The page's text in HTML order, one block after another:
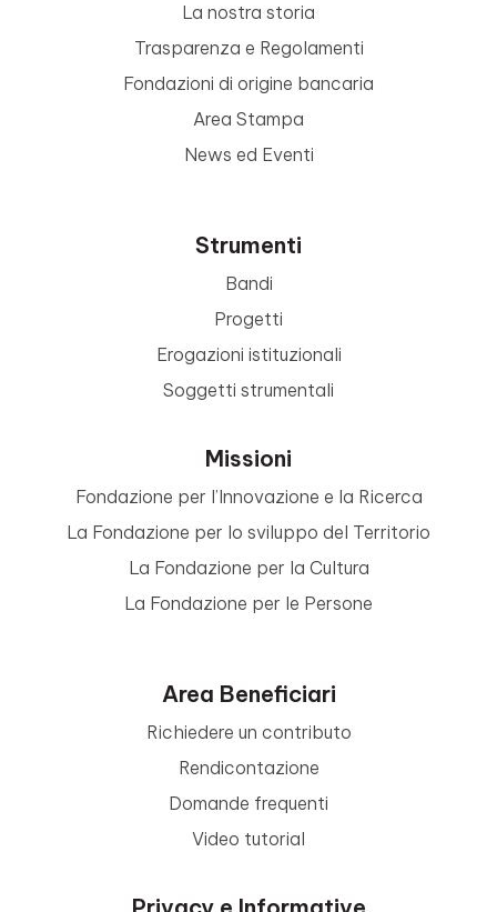
La nostra storia
Trasparenza e Regolamenti
Fondazioni di origine bancaria
Area Stampa
News ed Eventi
Strumenti
Bandi
Progetti
Erogazioni istituzionali
Soggetti strumentali
Missioni
Fondazione per l’Innovazione e la Ricerca
La Fondazione per lo sviluppo del Territorio
La Fondazione per la Cultura
La Fondazione per le Persone
Area Beneficiari
Richiedere un contributo
Rendicontazione
Domande frequenti
Video tutorial